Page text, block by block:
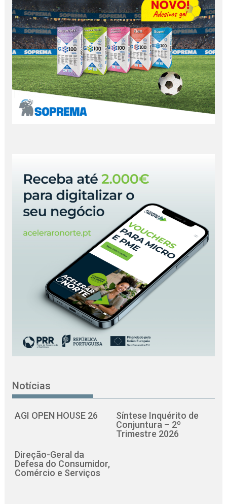
Notícias
AGI OPEN HOUSE 26
Síntese Inquérito de
Conjuntura – 2º
Trimestre 2026
Direção-Geral da
Defesa do Consumidor,
Comércio e Serviços